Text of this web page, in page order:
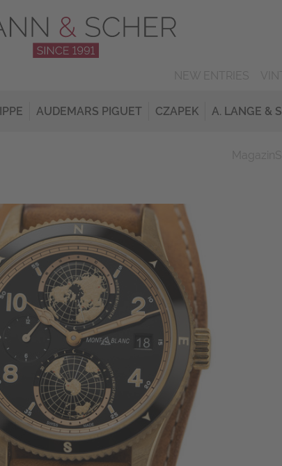
AUDEMARS PIGUET CZAPEK A. LANGE &